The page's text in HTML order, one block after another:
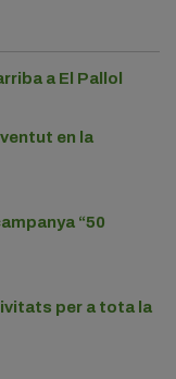
a El Pallol
en la
“50
per a tota la